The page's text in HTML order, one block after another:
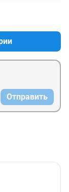
Отправить